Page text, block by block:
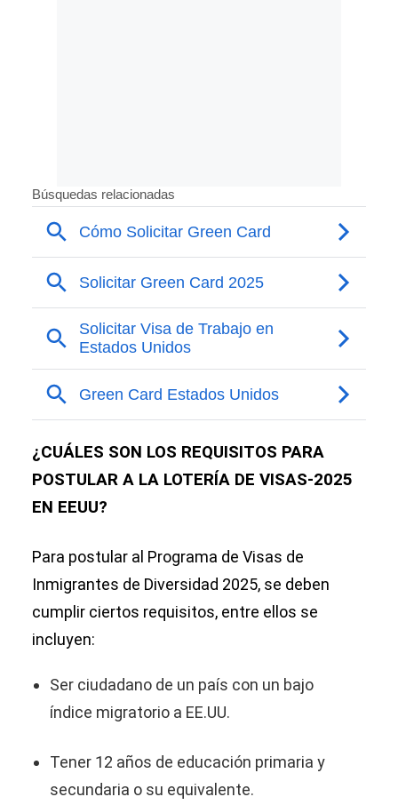
¿CUÁLES SON LOS REQUISITOS PARA
POSTULAR A LA LOTERÍA DE VISAS-2025
EN EEUU?
Para postular al Programa de Visas de
Inmigrantes de Diversidad 2025, se deben
cumplir ciertos requisitos, entre ellos se
incluyen:
Ser ciudadano de un país con un bajo
índice migratorio a EE.UU.
Tener 12 años de educación primaria y
secundaria o su equivalente.